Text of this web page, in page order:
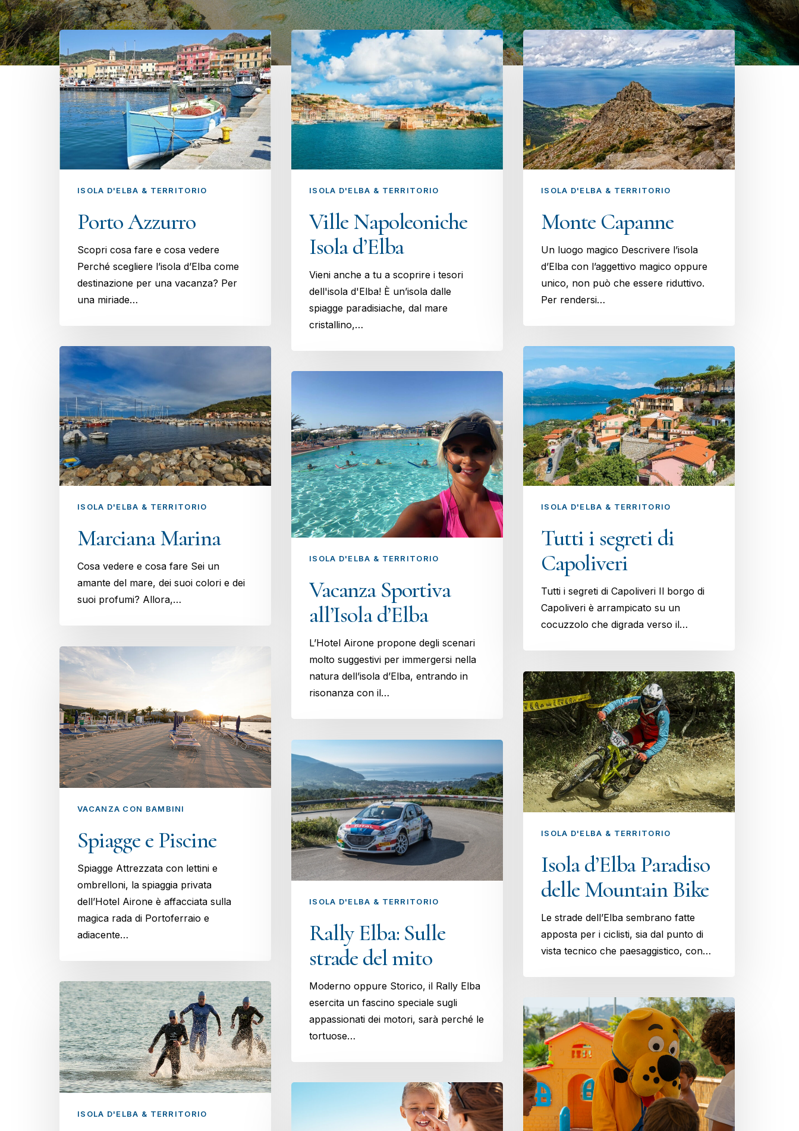
ISOLA D'ELBA & TERRITORIO
Porto Azzurro
Scopri cosa fare e cosa vedere
Perché scegliere l’isola d’Elba come
destinazione per una vacanza? Per
una miriade…
ISOLA D'ELBA & TERRITORIO
Ville Napoleoniche
Isola d’Elba
Vieni anche a tu a scoprire i tesori
dell'isola d'Elba! È un’isola dalle
spiagge paradisiache, dal mare
cristallino,…
ISOLA D'ELBA & TERRITORIO
Monte Capanne
Un luogo magico Descrivere l’isola
d’Elba con l’aggettivo magico oppure
unico, non può che essere riduttivo.
Per rendersi…
ISOLA D'ELBA & TERRITORIO
Marciana Marina
Cosa vedere e cosa fare Sei un
amante del mare, dei suoi colori e dei
suoi profumi? Allora,…
ISOLA D'ELBA & TERRITORIO
Tutti i segreti di
Capoliveri
Tutti i segreti di Capoliveri Il borgo di
Capoliveri è arrampicato su un
cocuzzolo che digrada verso il…
ISOLA D'ELBA & TERRITORIO
Vacanza Sportiva
all’Isola d’Elba
L’Hotel Airone propone degli scenari
molto suggestivi per immergersi nella
natura dell’isola d’Elba, entrando in
risonanza con il…
VACANZA CON BAMBINI
Spiagge e Piscine
Spiagge Attrezzata con lettini e
ombrelloni, la spiaggia privata
dell’Hotel Airone è affacciata sulla
magica rada di Portoferraio e
adiacente…
ISOLA D'ELBA & TERRITORIO
Isola d’Elba Paradiso
delle Mountain Bike
Le strade dell’Elba sembrano fatte
apposta per i ciclisti, sia dal punto di
vista tecnico che paesaggistico, con…
ISOLA D'ELBA & TERRITORIO
Rally Elba: Sulle
strade del mito
Moderno oppure Storico, il Rally Elba
esercita un fascino speciale sugli
appassionati dei motori, sarà perché le
tortuose…
ISOLA D'ELBA & TERRITORIO